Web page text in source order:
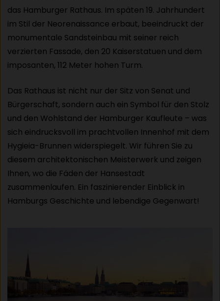
das Hamburger Rathaus. Im späten 19. Jahrhundert
im Stil der Neorenaissance erbaut, beeindruckt der
monumentale Sandsteinbau mit seiner reich
verzierten Fassade, den 20 Kaiserstatuen und dem
imposanten, 112 Meter hohen Turm.
Das Rathaus ist nicht nur der Sitz von Senat und
Bürgerschaft, sondern auch ein Symbol für den Stolz
und den Wohlstand der Hamburger Kaufleute – was
sich eindrucksvoll im prachtvollen Innenhof mit dem
Hygieia-Brunnen widerspiegelt. Wir führen Sie zu
diesem architektonischen Meisterwerk und zeigen
Ihnen, wo die Fäden der Hansestadt
zusammenlaufen. Ein faszinierender Einblick in
Hamburgs Geschichte und lebendige Gegenwart!